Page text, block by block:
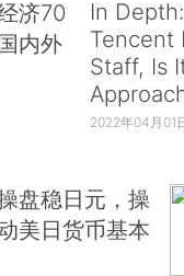
济70
内外
In
Tencent
Staff, Is
2022年04月01
盘稳日元，操
美日货币基本